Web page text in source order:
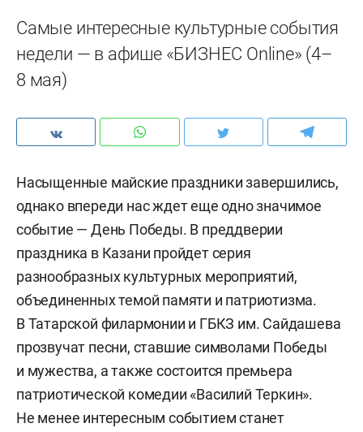
Самые интересные культурные события
недели — в афише «БИЗНЕС Online» (4–
8 мая)
Насыщенные майские праздники завершились,
однако впереди нас ждет еще одно значимое
событие — День Победы. В преддверии
праздника в Казани пройдет серия
разнообразных культурных мероприятий,
объединенных темой памяти и патриотизма.
В Татарской филармонии и ГБКЗ им. Сайдашева
прозвучат песни, ставшие символами Победы
и мужества, а также состоится премьера
патриотической комедии «Василий Теркин».
Не менее интересным событием станет